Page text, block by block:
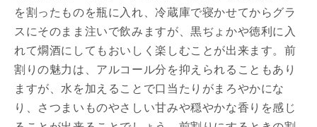
を割ったものを瓶に入れ、冷蔵庫で寝かせてからグラ
スにそのまま注いで飲みますが、黒ぢょかや徳利に入
れて燗酒にしてもおいしく楽しむことが出来ます。前
割りの魅力は、アルコール分を抑えられることもあり
ますが、水を加えることで口当たりがまろやかにな
り、さつまいものやさしい甘みや穏やかな香りを感じ